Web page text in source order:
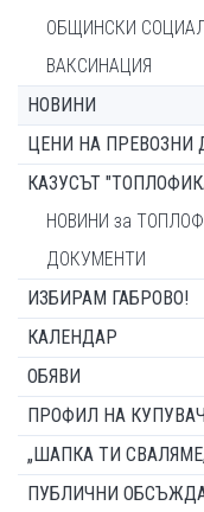
ОБЩИНСКИ
ВАКСИНАЦИЯ
НОВИНИ
ЦЕНИ НА ПРЕВОЗНИ
КАЗУСЪТ
НОВИНИ за
ДОКУМЕНТИ
ИЗБИРАМ ГАБРОВО!
КАЛЕНДАР
ОБЯВИ
ПРОФИЛ НА
„ШАПКА ТИ
ПУБЛИЧНИ